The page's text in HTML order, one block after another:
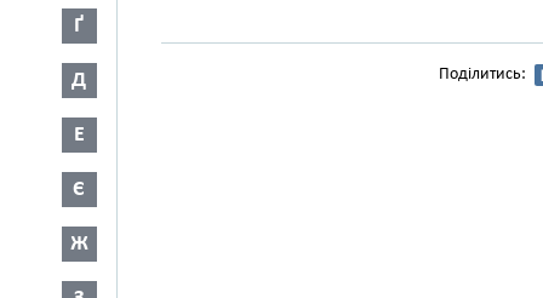
Ґ
Д
Е
Є
Ж
Поділитись: